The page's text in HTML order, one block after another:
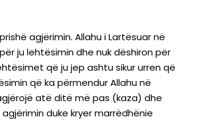
agjërimin. Allahu i Lartësuar në
ju lehtësimin dhe nuk dëshiron për
që ju jep ashtu sikur urren që
që ka përmendur Allahu në
atë ditë më pas (kaza) dhe
duke kryer marrëdhënie